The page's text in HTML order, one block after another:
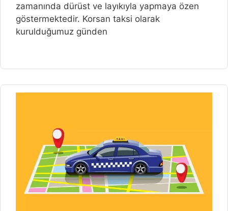
zamanında dürüst ve layıkıyla yapmaya özen
göstermektedir. Korsan taksi olarak
kurulduğumuz günden